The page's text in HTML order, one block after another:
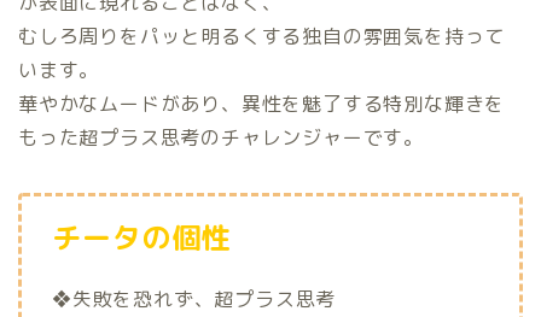
むしろ周りをパッと明るくする独自の雰囲気を持って
います。
華やかなムードがあり、異性を魅了する特別な輝きを
もった超プラス思考のチャレンジャーです。
チータの個性
❖失敗を恐れず、超プラス思考